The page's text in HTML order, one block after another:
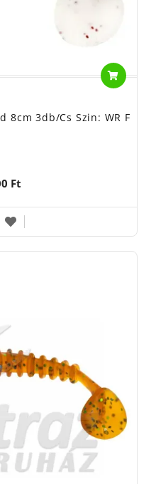
8cm 3db/cs Szin: WR F
Ft